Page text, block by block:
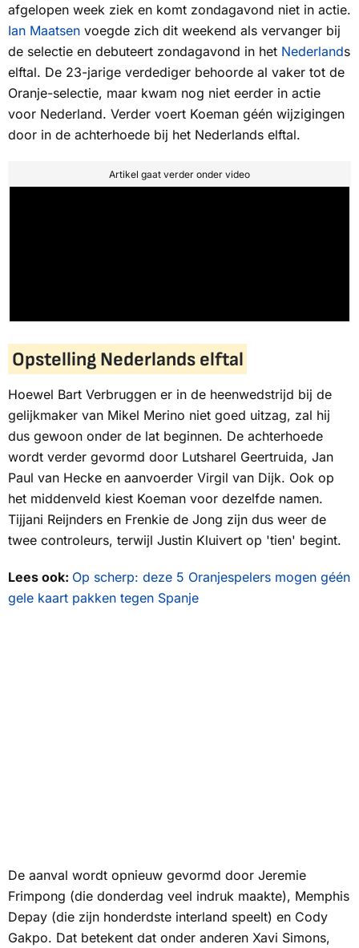
afgelopen week ziek en komt zondagavond niet in actie.
Ian Maatsen voegde zich dit weekend als vervanger bij
de selectie en debuteert zondagavond in het Nederlands
elftal. De 23-jarige verdediger behoorde al vaker tot de
Oranje-selectie, maar kwam nog niet eerder in actie
voor Nederland. Verder voert Koeman géén wijzigingen
door in de achterhoede bij het Nederlands elftal.
Artikel gaat verder onder video
Opstelling Nederlands elftal
Hoewel Bart Verbruggen er in de heenwedstrijd bij de
gelijkmaker van Mikel Merino niet goed uitzag, zal hij
dus gewoon onder de lat beginnen. De achterhoede
wordt verder gevormd door Lutsharel Geertruida, Jan
Paul van Hecke en aanvoerder Virgil van Dijk. Ook op
het middenveld kiest Koeman voor dezelfde namen.
Tijjani Reijnders en Frenkie de Jong zijn dus weer de
twee controleurs, terwijl Justin Kluivert op 'tien' begint.
Lees ook: Op scherp: deze 5 Oranjespelers mogen géén
gele kaart pakken tegen Spanje
De aanval wordt opnieuw gevormd door Jeremie
Frimpong (die donderdag veel indruk maakte), Memphis
Depay (die zijn honderdste interland speelt) en Cody
Gakpo. Dat betekent dat onder anderen Xavi Simons,